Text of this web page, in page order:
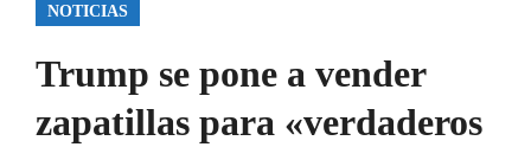
NOTICIAS
Trump se pone a vender
zapatillas para «verdaderos